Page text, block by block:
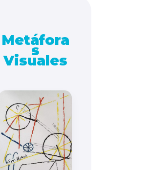
Metáfora
s
Visuales